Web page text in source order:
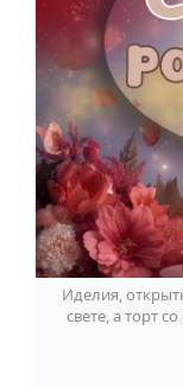
Иделия,
свете, а торт